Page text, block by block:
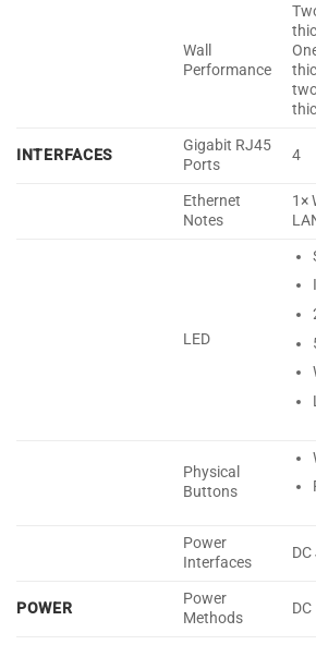
Wall
Performance
INTERFACES
Gigabit RJ45
Ports
4
Ethernet
Notes
1×
LED
Physical
Buttons
Power
Interfaces
POWER
Power
Methods
DC